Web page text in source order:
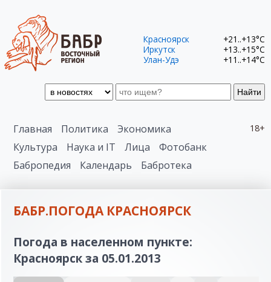
Найти
Красноярск
+21..+13°C
Иркутск
+13..+15°C
Улан-Удэ
+11..+14°C
18+
Главная Политика
Экономика
Культура
Наука и IT Лица
Фотобанк
Бабропедия
Календарь Бабротека
БАБР.ПОГОДА КРАСНОЯРСК
Погода в населенном пункте:
Красноярск за 05.01.2013